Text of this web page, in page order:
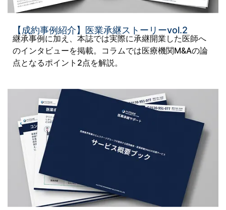
【成約事例紹介】医業承継ストーリーvol.2
継承事例に加え、本誌では実際に承継開業した医師へ
のインタビューを掲載。コラムでは医療機関M&Aの論
点となるポイント2点を解説。